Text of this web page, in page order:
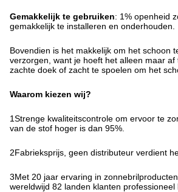
Gemakkelijk te gebruiken: 1% openheid
gemakkelijk te installeren en onderhouden.
Bovendien is het makkelijk om het schoon
verzorgen, want je hoeft het alleen maar af
zachte doek of zacht te spoelen om het
Waarom kiezen wij?
1Strenge kwaliteitscontrole om ervoor te
van de stof hoger is dan 95%.
2Fabrieksprijs, geen distributeur verdient
3Met 20 jaar ervaring in
wereldwijd 82 landen klanten professioneel